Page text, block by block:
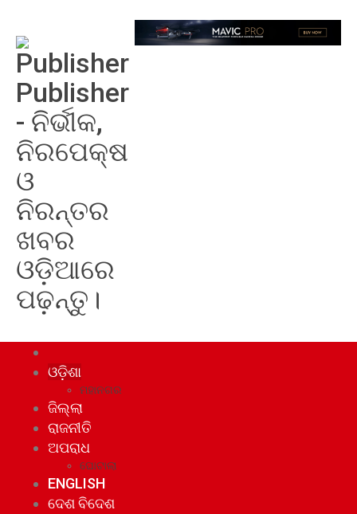
Publisher
- ନିର୍ଭୀକ,
ନିରପେକ୍ଷ
ଓ
ନିରନ୍ତର
ଖବର
ଓଡ଼ିଆରେ
ପଢ଼ନ୍ତୁ।
ଓଡ଼ିଶା
ମହାନଗର
ଜିଲ୍ଲା
ରାଜନୀତି
ଅପରାଧ
ଘୋଟାଲା
ENGLISH
ଦେଶ ବିଦେଶ